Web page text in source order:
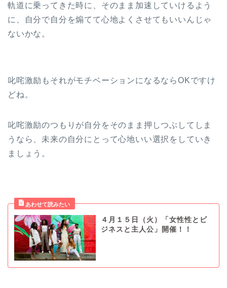
軌道に乗ってきた時に、そのまま加速していけるよう
に、自分で自分を煽てて心地よくさせてもいいんじゃ
ないかな。
叱咤激励もそれがモチベーションになるならOKですけ
どね。
叱咤激励のつもりが自分をそのまま押しつぶしてしま
うなら、未来の自分にとって心地いい選択をしていき
ましょう。
４月１５日（火）「女性性とビ
ジネスと主人公」開催！！